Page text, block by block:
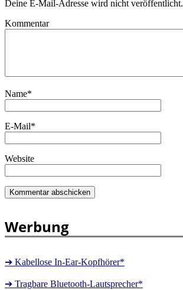
Deine E-Mail-Adresse wird nicht veröffentlicht.
Kommentar
Name*
E-Mail*
Website
Werbung
➔ Kabellose In-Ear-Kopfhörer*
➔ Tragbare Bluetooth-Lautsprecher*